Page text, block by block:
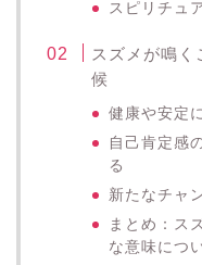
スピリチュ
スズメが鳴く
候
健康や安定
自己肯定感
る
新たなチャ
まとめ：ス
な意味につ